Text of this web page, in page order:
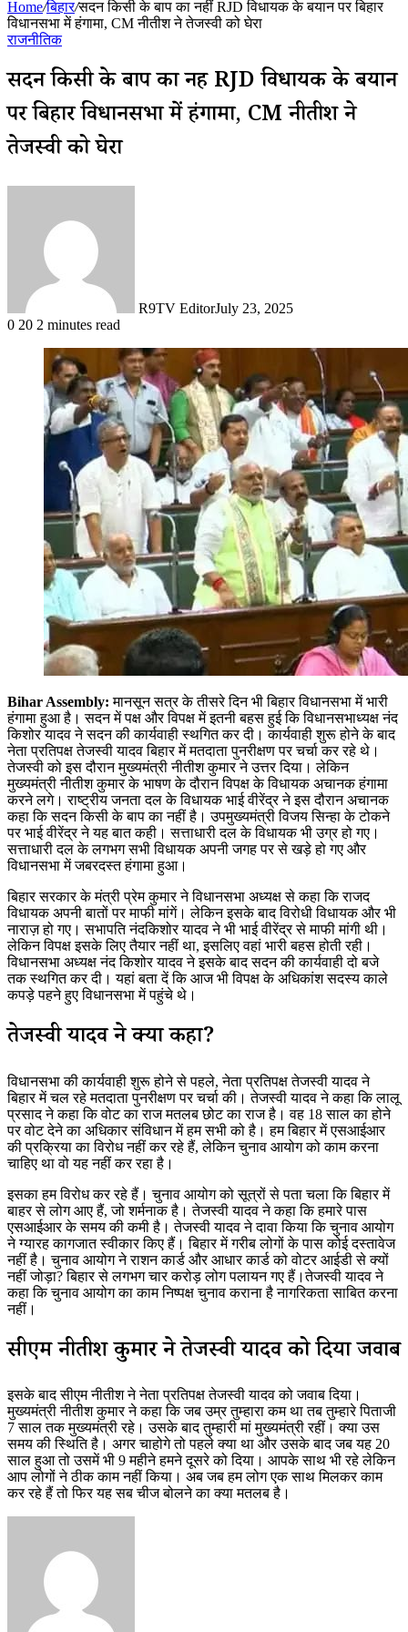
Home/बिहार/सदन किसी के बाप का नहीं RJD विधायक के बयान पर बिहार
विधानसभा में हंगामा, CM नीतीश ने तेजस्वी को घेरा
राजनीतिक
सदन किसी के बाप का नहीं RJD विधायक के बयान
पर बिहार विधानसभा में हंगामा, CM नीतीश ने
तेजस्वी को घेरा
R9TV EditorJuly 23, 2025
0 20 2 minutes read
Bihar Assembly:मानसून सत्र के तीसरे दिन भी बिहार विधानसभा में भारी
हंगामा हुआ है। सदन में पक्ष और विपक्ष में इतनी बहस हुई कि विधानसभाध्यक्ष नंद
किशोर यादव ने सदन की कार्यवाही स्थगित कर दी। कार्यवाही शुरू होने के बाद
नेता प्रतिपक्ष तेजस्वी यादव बिहार में मतदाता पुनरीक्षण पर चर्चा कर रहे थे।
तेजस्वी को इस दौरान मुख्यमंत्री नीतीश कुमार ने उत्तर दिया। लेकिन
मुख्यमंत्री नीतीश कुमार के भाषण के दौरान विपक्ष के विधायक अचानक हंगामा
करने लगे। राष्ट्रीय जनता दल के विधायक भाई वीरेंद्र ने इस दौरान अचानक
कहा कि सदन किसी के बाप का नहीं है। उपमुख्यमंत्री विजय सिन्हा के टोकने
पर भाई वीरेंद्र ने यह बात कही। सत्ताधारी दल के विधायक भी उग्र हो गए।
सत्ताधारी दल के लगभग सभी विधायक अपनी जगह पर से खड़े हो गए और
विधानसभा में जबरदस्त हंगामा हुआ।
बिहार सरकार के मंत्री प्रेम कुमार ने विधानसभा अध्यक्ष से कहा कि राजद
विधायक अपनी बातों पर माफी मांगें। लेकिन इसके बाद विरोधी विधायक और भी
नाराज़ हो गए। सभापति नंदकिशोर यादव ने भी भाई वीरेंद्र से माफी मांगी थी।
लेकिन विपक्ष इसके लिए तैयार नहीं था, इसलिए वहां भारी बहस होती रही।
विधानसभा अध्यक्ष नंद किशोर यादव ने इसके बाद सदन की कार्यवाही दो बजे
तक स्थगित कर दी। यहां बता दें कि आज भी विपक्ष के अधिकांश सदस्य काले
कपड़े पहने हुए विधानसभा में पहुंचे थे।
तेजस्वी यादव ने क्या कहा?
विधानसभा की कार्यवाही शुरू होने से पहले, नेता प्रतिपक्ष तेजस्वी यादव ने
बिहार में चल रहे मतदाता पुनरीक्षण पर चर्चा की। तेजस्वी यादव ने कहा कि लालू
प्रसाद ने कहा कि वोट का राज मतलब छोट का राज है। वह 18 साल का होने
पर वोट देने का अधिकार संविधान में हम सभी को है। हम बिहार में एसआईआर
की प्रक्रिया का विरोध नहीं कर रहे हैं, लेकिन चुनाव आयोग को काम करना
चाहिए था वो यह नहीं कर रहा है।
इसका हम विरोध कर रहे हैं। चुनाव आयोग को सूत्रों से पता चला कि बिहार में
बाहर से लोग आए हैं, जो शर्मनाक है। तेजस्वी यादव ने कहा कि हमारे पास
एसआईआर के समय की कमी है। तेजस्वी यादव ने दावा किया कि चुनाव आयोग
ने ग्यारह कागजात स्वीकार किए हैं। बिहार में गरीब लोगों के पास कोई दस्तावेज
नहीं है। चुनाव आयोग ने राशन कार्ड और आधार कार्ड को वोटर आईडी से क्यों
नहीं जोड़ा? बिहार से लगभग चार करोड़ लोग पलायन गए हैं।तेजस्वी यादव ने
कहा कि चुनाव आयोग का काम निष्पक्ष चुनाव कराना है नागरिकता साबित करना
नहीं।
सीएम नीतीश कुमार ने तेजस्वी यादव को दिया जवाब
इसके बाद सीएम नीतीश ने नेता प्रतिपक्ष तेजस्वी यादव को जवाब दिया।
मुख्यमंत्री नीतीश कुमार ने कहा कि जब उम्र तुम्हारा कम था तब तुम्हारे पिताजी
7 साल तक मुख्यमंत्री रहे। उसके बाद तुम्हारी मां मुख्यमंत्री रहीं। क्या उस
समय की स्थिति है। अगर चाहोगे तो पहले क्या था और उसके बाद जब यह 20
साल हुआ तो उसमें भी 9 महीने हमने दूसरे को दिया। आपके साथ भी रहे लेकिन
आप लोगों ने ठीक काम नहीं किया। अब जब हम लोग एक साथ मिलकर काम
कर रहे हैं तो फिर यह सब चीज बोलने का क्या मतलब है।